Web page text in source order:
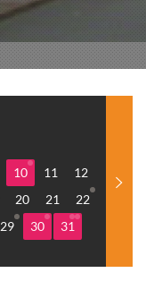
10 11
12
20 21
22
29 30 31